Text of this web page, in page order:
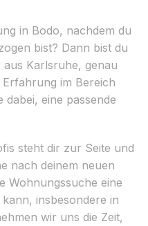
in Bodo, nachdem du
bist? Dann bist du
Karlsruhe, genau
im Bereich
eine passende
steht dir zur Seite und
nach deinem neuen
Wohnungssuche eine
insbesondere in
wir uns die Zeit,